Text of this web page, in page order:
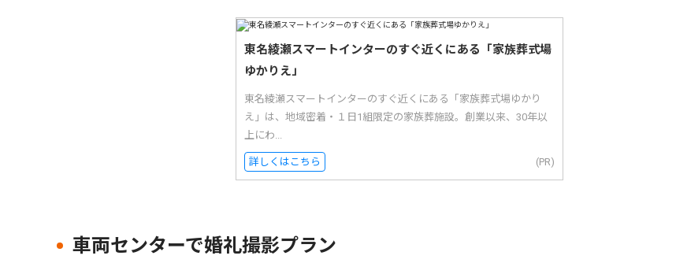
東名綾瀬スマートインターのすぐ近くにある「家族葬式場
ゆかりえ」
東名綾瀬スマートインターのすぐ近くにある「家族葬式場ゆかり
え」は、地域密着・１日1組限定の家族葬施設。創業以来、30年以
上にわ...
詳しくはこちら (PR)
車両センターで婚礼撮影プラン